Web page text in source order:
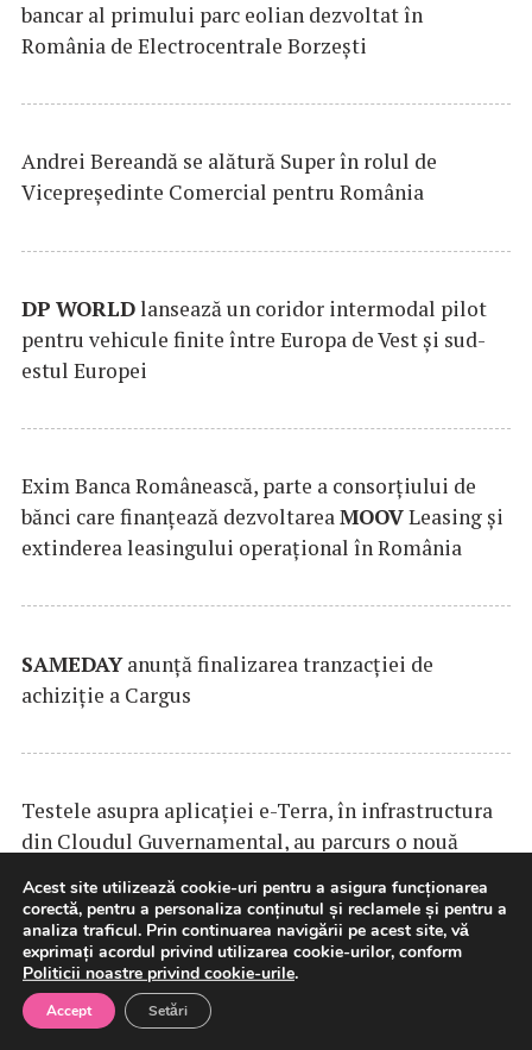
bancar al primului parc eolian dezvoltat în
România de Electrocentrale Borzești
Andrei Bereandă se alătură Super în rolul de
Vicepreședinte Comercial pentru România
DP WORLDlansează un coridor intermodal pilot
pentru vehicule finite între Europa de Vest și sud-
estul Europei
Exim Banca Românească, parte a consorțiului de
bănci care finanțează dezvoltareaMOOVLeasing și
extinderea leasingului operațional în România
SAMEDAYanunță finalizarea tranzacției de
achiziție a Cargus
Testele asupra aplicaţiei e-Terra, în infrastructura
din Cloudul Guvernamental, au parcurs o nouă
Acest site utilizează cookie-uri pentru a asigura funcționarea
corectă, pentru a personaliza conținutul și reclamele și pentru a
analiza traficul. Prin continuarea navigării pe acest site, vă
exprimați acordul privind utilizarea cookie-urilor, conform
Politicii noastre privind cookie-urile.
Accept Setări